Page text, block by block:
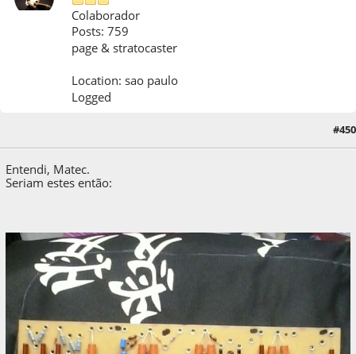
Colaborador
Posts: 759
page & stratocaster
Location: sao paulo
Logged
#450
Entendi, Matec.
Seriam estes então: